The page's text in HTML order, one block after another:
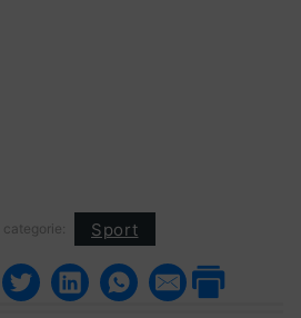
Sport